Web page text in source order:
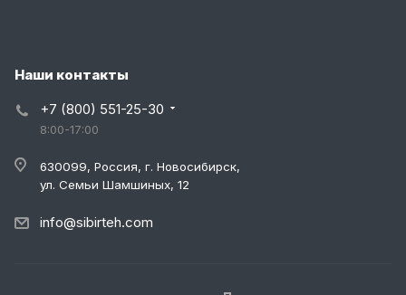
Наши контакты
+7 (800) 551-25-30
8:00-17:00
630099, Россия, г. Новосибирск,
ул. Семьи Шамшиных, 12
info@sibirteh.com